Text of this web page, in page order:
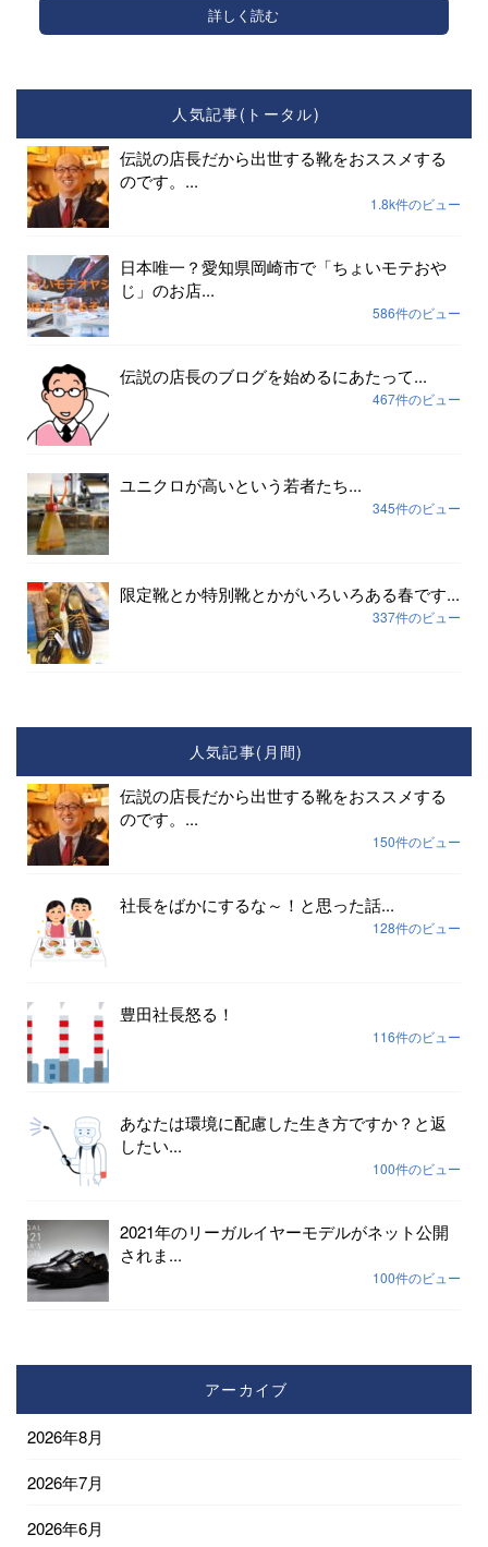
詳しく読む
人気記事(トータル)
伝説の店長だから出世する靴をおススメする
のです。...
1.8k件のビュー
日本唯一？愛知県岡崎市で「ちょいモテおや
じ」のお店...
586件のビュー
伝説の店長のブログを始めるにあたって...
467件のビュー
ユニクロが高いという若者たち...
345件のビュー
限定靴とか特別靴とかがいろいろある春です...
337件のビュー
人気記事(月間)
伝説の店長だから出世する靴をおススメする
のです。...
150件のビュー
社長をばかにするな～！と思った話...
128件のビュー
豊田社長怒る！
116件のビュー
あなたは環境に配慮した生き方ですか？と返
したい...
100件のビュー
2021年のリーガルイヤーモデルがネット公開
されま...
100件のビュー
アーカイブ
2026年8月
2026年7月
2026年6月